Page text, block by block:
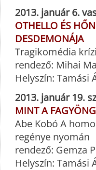
2013. január 6.
OTHELLO ÉS HŐN
DESDEMONÁJA
Tragikomédia
rendező: Mihai
Helyszín: Tamási
2013. január 19.
MINT A
Abe Kobó A
regénye nyomán
rendező: Gemza
Helyszín: Tamási